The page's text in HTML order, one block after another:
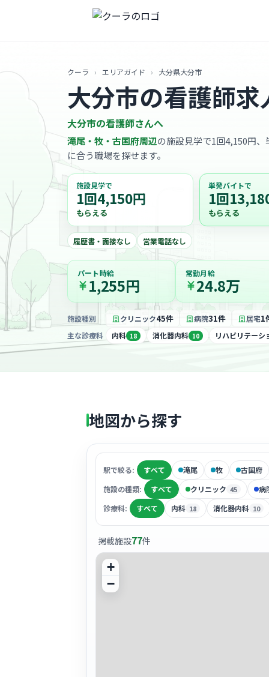
クーラ › エリアガイド › 大分県大分市
大分市の看護師
大分市の看護師さんへ
滝尾・牧・古国府周辺の施設見学で1回4,150円
に合う職場を探せます。
施設見学で
1回4,150円
もらえる
単発バイトで
1回
もらえる
履歴書・面接なし 営業電話なし
パート時給
1,255円
常勤月給
24.8万
施設種別 クリニック45件 病院31件 居宅1
主な診療科 内科 18 消化器内科 10 リハビリテーシ
地図から探す
駅で絞る: すべて 滝尾 牧 古国府
施設の種類:
すべて クリニック 45 病
診療科: すべて 内科 18 消化器内科 10
掲載施設77件
+
−